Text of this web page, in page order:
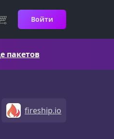
Войти
пакетов
fireship.io